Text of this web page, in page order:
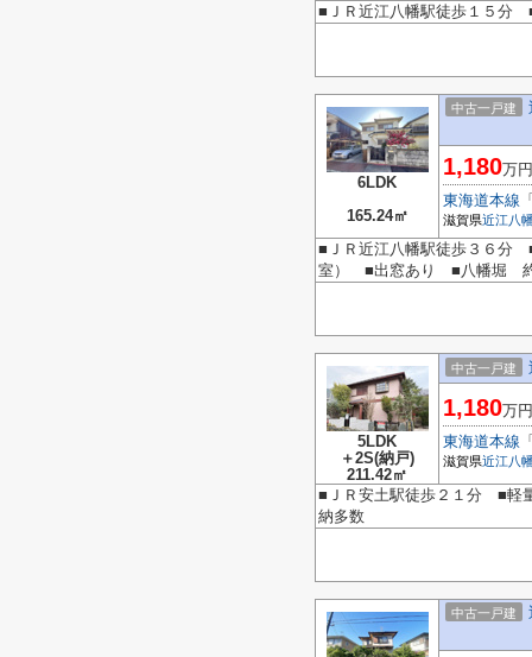
■ＪＲ近江八幡駅徒歩１５
6LDK
165.24㎡
中古一戸建
1,180万円
東海道本線
滋賀県近江八
■ＪＲ近江八幡駅徒歩３６
室） ■出窓あり ■八幡堀 約
5LDK
＋2S(納戸)
211.42㎡
中古一戸建
1,180万円
東海道本線
滋賀県近江八
■ＪＲ安土駅徒歩２１分 ■
納多数
中古一戸建